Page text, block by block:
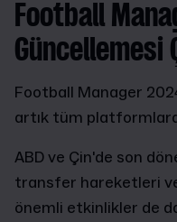
Football
Güncellemesi
Football Manager
artık tüm
ABD ve Çin'de son
transfer hareketleri
önemli etkinlikler de